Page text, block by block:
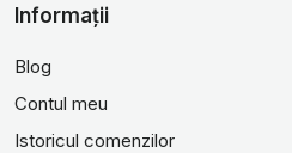
Informații
Blog
Contul meu
Istoricul comenzilor